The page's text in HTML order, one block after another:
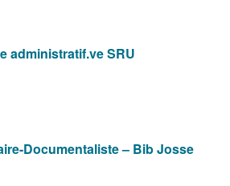
administratif.ve SRU
Documentaliste – Bib Josse